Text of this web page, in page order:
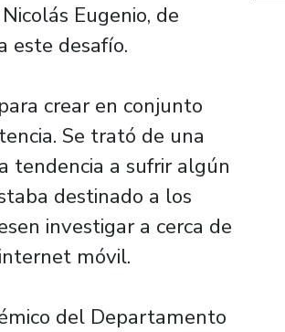
Eugenio, de
este desafío.
crear en conjunto
Se trató de una
tendencia a sufrir algún
destinado a los
investigar a cerca de
móvil.
del Departamento